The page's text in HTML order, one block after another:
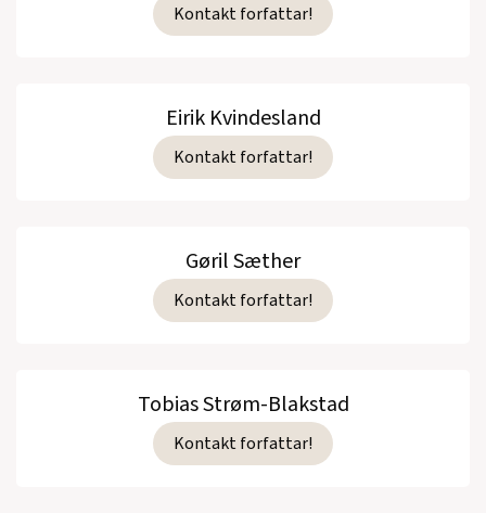
Kontakt forfattar!
Eirik Kvindesland
Kontakt forfattar!
Gøril Sæther
Kontakt forfattar!
Tobias Strøm-Blakstad
Kontakt forfattar!